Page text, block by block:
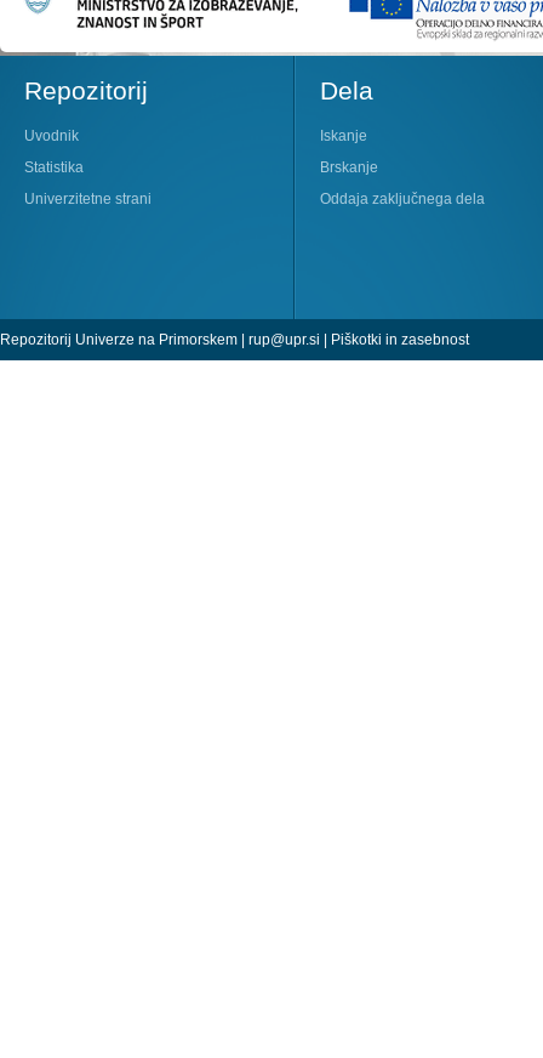
Repozitorij
Uvodnik
Statistika
Univerzitetne strani
Dela
Iskanje
Brskanje
Oddaja zaključnega dela
Repozitorij Univerze na Primorskem | rup@upr.si | Piškotki in zasebnost